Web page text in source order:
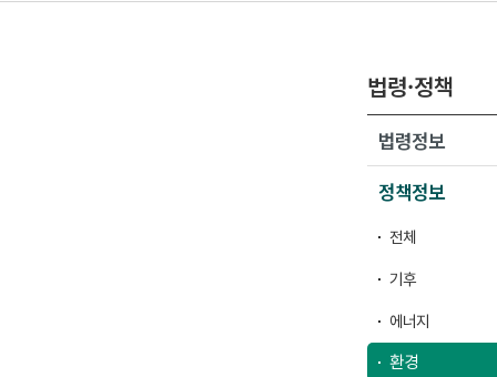
법령·정책
법령정보
정책정보
전체
기후
에너지
환경